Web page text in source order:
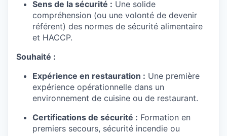
Sens de la sécurité : Une solide
compréhension (ou une volonté de devenir
référent) des normes de sécurité alimentaire
et HACCP.
Souhaité :
Expérience en restauration : Une première
expérience opérationnelle dans un
environnement de cuisine ou de restaurant.
Certifications de sécurité : Formation en
premiers secours, sécurité incendie ou